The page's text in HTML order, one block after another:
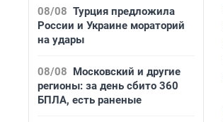
08/08 Турция предложила
России и Украине мораторий
на удары
08/08 Московский и другие
регионы: за день сбито 360
БПЛА, есть раненые